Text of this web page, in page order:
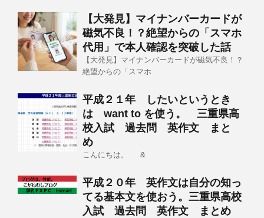
【大発見】マイナンバーカードが
磁気不良！？絶望からの「スマホ
代用」で本人確認を突破した話
【大発見】マイナンバーカードが磁気不良！？
絶望からの「スマホ
平成２１年 したいというとき
は want to を使う。 三重県高
校入試 過去問 英作文 まと
め
こんにちは。 &
平成２０年 英作文は自分の知っ
てる基本文を使おう。三重県高校
入試 過去問 英作文 まとめ